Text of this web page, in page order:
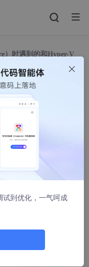
）时遇到的和Hyper-V
和Hyper-V不兼
Hyper-V不兼容问
试到优化，一气呵成